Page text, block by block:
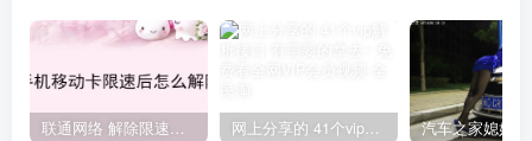
联通网络 解除限速方法参考！畅享、畅玩、老白干等及其它地区自测了 网上分享的 41个vip解析接口 有需要的拿去~ 免费看全网VIP会员视频